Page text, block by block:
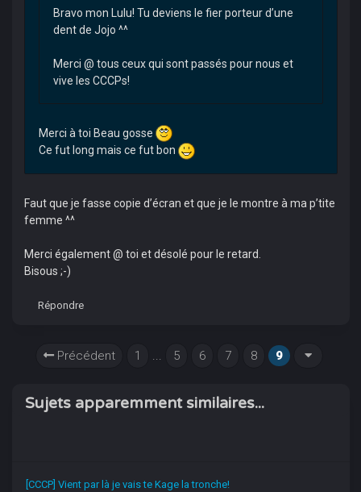
Bravo mon Lulu! Tu deviens le fier porteur d’une
dent de Jojo ^^
Merci @ tous ceux qui sont passés pour nous et
vive les CCCPs!
Merci à toi Beau gosse
Ce fut long mais ce fut bon
Faut que je fasse copie d’écran et que je le montre à ma p’tite
femme ^^
Merci également @ toi et désolé pour le retard.
Bisous ;-)
Répondre
Précédent 1 ... 5 6 7 8 9
Sujets apparemment similaires...
[CCCP] Vient par là je vais te Kage la tronche!